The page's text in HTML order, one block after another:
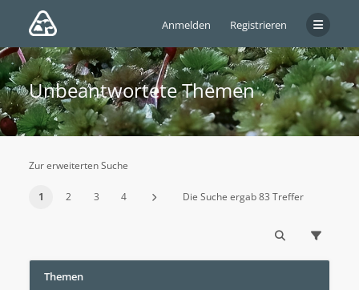
Anmelden Registrieren
Unbeantwortete Themen
Zur erweiterten Suche
1 2 3 4 Die Suche ergab 83 Treffer
Themen